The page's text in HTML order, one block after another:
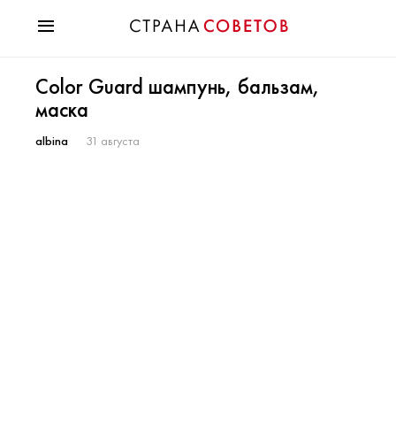
Мода
Звезды
Гороскопы
Color Guard шампунь, бальзам,
маска
albina 31 августа